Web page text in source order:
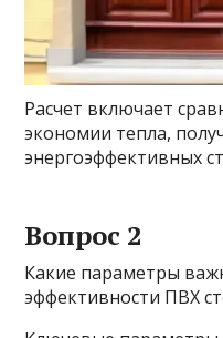
Расчет включает
экономии тепла,
энергоэффективных
Вопрос 2
Какие параметры
эффективности ПВХ